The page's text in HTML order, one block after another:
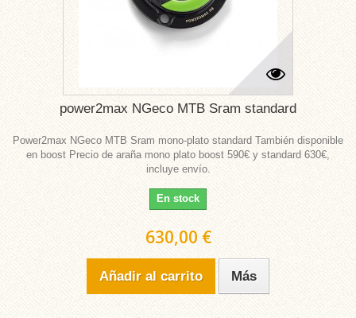
power2max NGeco MTB Sram standard
Power2max NGeco MTB Sram mono-plato standard También disponible
en boost Precio de araña mono plato boost 590€ y standard 630€,
incluye envío.
En stock
630,00 €
Añadir al carrito Más